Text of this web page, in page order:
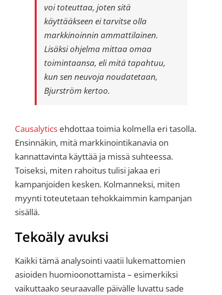
voi toteuttaa, joten sitä
käyttääkseen ei tarvitse olla
markkinoinnin ammattilainen.
Lisäksi ohjelma mittaa omaa
toimintaansa, eli mitä tapahtuu,
kun sen neuvoja noudatetaan,
Bjurström kertoo.
Causalytics ehdottaa toimia kolmella eri tasolla.
Ensinnäkin, mitä markkinointikanavia on
kannattavinta käyttää ja missä suhteessa.
Toiseksi, miten rahoitus tulisi jakaa eri
kampanjoiden kesken. Kolmanneksi, miten
myynti toteutetaan tehokkaimmin kampanjan
sisällä.
Tekoäly avuksi
Kaikki tämä analysointi vaatii lukemattomien
asioiden huomioonottamista – esimerkiksi
vaikuttaako seuraavalle päivälle luvattu sade